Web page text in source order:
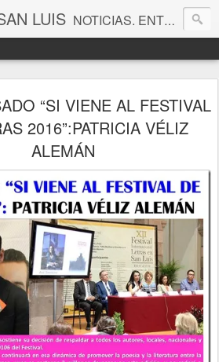
LUIS NOTICIAS. ENTRETENIMIENTO. EDITORIALES. CANAL DE VÍDEOS. GALERÍA DE FOTOGRAFÍAS.
“SI VIENE AL FESTIVAL
2016”:PATRICIA VÉLIZ
ALEMÁN